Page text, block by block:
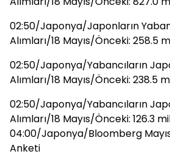
02:50/Japonya/Japonların
Alımları/18 Mayıs/Önceki: 258.5
02:50/Japonya/Yabancıların
Alımları/18 Mayıs/Önceki: 238.5
02:50/Japonya/Yabancıların
Alımları/18 Mayıs/Önceki: 126.3
04:00/Japonya/Bloomberg
Anketi